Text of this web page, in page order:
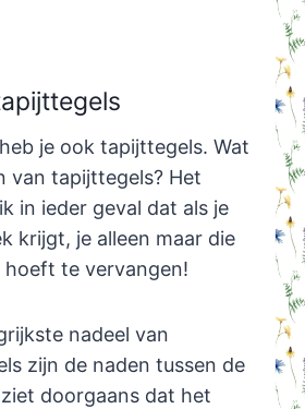
je ook tapijttegels. Wat
van tapijttegels? Het
in ieder geval dat als je
krijgt, je alleen maar die
te vervangen!
nadeel van
zijn de naden tussen de
doorgaans dat het